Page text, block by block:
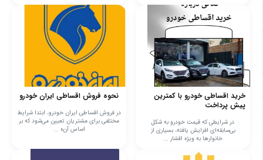
خرید اقساطی خودرو با کمترین
پیش پرداخت
در شرایطی که قیمت خودرو به شکل
بی‌سابقه‌ای افزایش یافته، بسیاری از
خانوارها به ویژه اقشار ...
نحوه فروش اقساطی ایران خودرو
در فروش اقساطی ایران خودرو، ابتدا شرایط
مختلفی برای مشتریان تعیین می‌شود که بر
اساس آن‌ه ...